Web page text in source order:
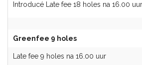
Introducé Late fee 18 holes na 16.00 uur
Greenfee 9 holes
Late fee 9 holes na 16.00 uur